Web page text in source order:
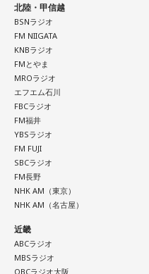
遠山：海ちゃんはどうです
海：アニメでは、マンガ大
るようなイベントに行って
て、そこから自分で描き始
音楽体験とすごくつながっ
「あ、自分もバンドできる
ワクワク感のようなものが
ちゃうみたいな、そういう
ます。歌詞は自分と向き合
ど、音像がかなり爽やかな
いくような“若さ”をすごく感
次回8月8日（土）の放送は
チャルYouTuberのぼっちぼ
けします。
やっぱり、この世に生きて
てすごく大事なんですよね
発揮したいと思う場合には
ということが大事だと思うん
――精神力を支えるのは徹底
原。さらに、日常生活にお
性を語ります。
江原：やっぱり、集中力が
べて、新しいお家を建てれ
けれど、そういう風な自分
れを大事にして、コンディ
ことであれば、もしかした
だったかもしれない。だっ
ところが、何かふと不安に
北陸・甲信越
BSNラジオ
FM NIIGATA
KNBラジオ
FMとやま
MROラジオ
エフエム石川
FBCラジオ
FM福井
YBSラジオ
FM FUJI
SBCラジオ
FM長野
NHK AM（東京）
NHK AM（名古屋）
近畿
ABCラジオ
MBSラジオ
OBCラジオ大阪